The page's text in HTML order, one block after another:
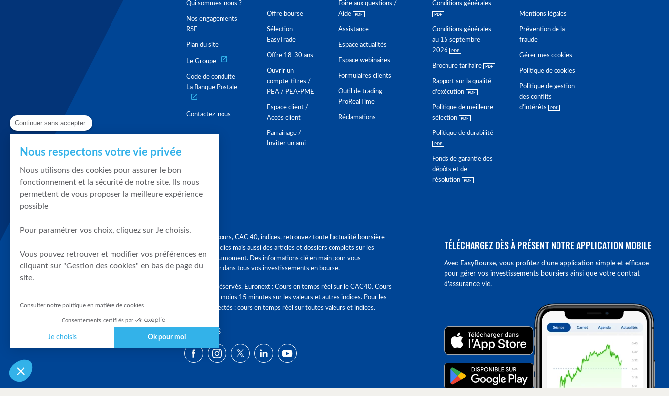
Qui sommes-nous ?
Nos engagements
RSE
Plan du site
Le Groupe
Code de conduite
La Banque Postale
Contactez-nous
Offre bourse
Sélection
EasyTrade
Offre 18-30 ans
Ouvrir un
compte-titres /
PEA / PEA-PME
Espace client /
Accès client
Parrainage /
Inviter un ami
Foire aux questions /
Aide
Assistance
Espace actualités
Espace webinaires
Formulaires clients
Outil de trading
ProRealTime
Réclamations
Conditions générales
Conditions générales
au 15 septembre
2026
Brochure tarifaire
Rapport sur la qualité
d'exécution
Politique de meilleure
sélection
Politique de durabilité
Fonds de garantie des
dépôts et de
résolution
Mentions légales
Prévention de la
fraude
Gérer mes cookies
Politique de cookies
Politique de gestion
des conflits
d'intérêts
Graphique, cours, CAC 40, indices, retrouvez toute l'actualité boursière
en quelques clics mais aussi des articles et dossiers complets sur les
tendances du moment. Des informations clé en main pour vous
accompagner dans tous vos investissements en bourse.
Tous droits réservés. Euronext : Cours en temps réel sur le CAC40. Cours
différés d'au moins 15 minutes sur les valeurs et autres indices. Pour les
clients connectés : cours en temps réel sur toutes valeurs et indices.
SUIVEZ-NOUS
TÉLÉCHARGEZ DÈS À PRÉSENT NOTRE APPLICATION MOBILE
Avec EasyBourse, vous profitez d’une application simple et efficace
pour gérer vos investissements boursiers ainsi que votre contrat
d’assurance vie.
Continuer sans accepter
Nous respectons votre vie privée
Nous utilisons des cookies pour assurer le bon
fonctionnement et la sécurité de notre site. Ils nous
permettent de vous proposer la meilleure expérience
possible
Pour paramétrer vos choix, cliquez sur Je choisis.
Vous pouvez retrouver et modifier vos préférences en
cliquant sur "Gestion des cookies" en bas de page du
site.
Consulter notre politique en matière de cookies
Consentements certifiés par
Je choisis Ok pour moi
Plateforme de Gestion du Consentement : Personnalisez vos Options
Notre plateforme vous permet d'adapter et de gérer vos paramètres de confidentialité, en garantissant la conformité avec les réglementations. Personnalisez vos préférences pour contrôler la manière dont